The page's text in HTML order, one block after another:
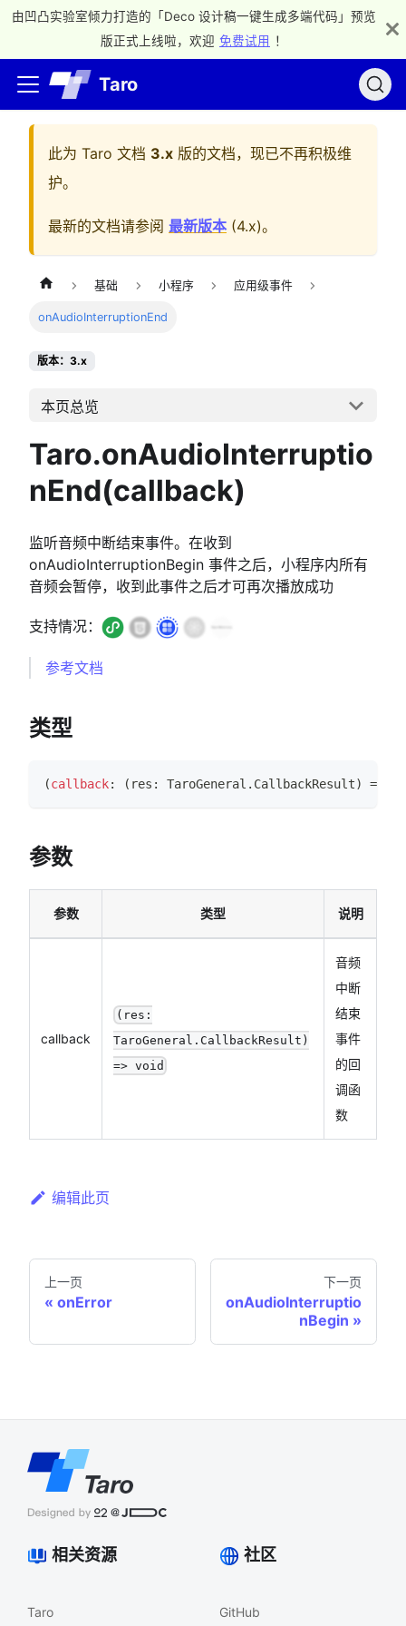
由凹凸实验室倾力打造的「Deco 设计稿一键生成多端代码」预览
版正式上线啦，欢迎 免费试用 ！
Taro
此为 Taro 文档 3.x 版的文档，现已不再积极维
护。
最新的文档请参阅 最新版本 (4.x)。
基础 小程序 应用级事件
onAudioInterruptionEnd
版本：3.x
本页总览
Taro.onAudioInterruptio
nEnd(callback)
监听音频中断结束事件。在收到
onAudioInterruptionBegin 事件之后，小程序内所有
音频会暂停，收到此事件之后才可再次播放成功
支持情况：
参考文档
类型
(callback: ( res : TaroGeneral . CallbackResult) =>
参数
参数 类型 说明
callback
(res:
TaroGeneral.CallbackResult)
=> void
音频
中断
结束
事件
的回
调函
数
编辑此页
上一页
onError
下一页
onAudioInterruptio
nBegin
相关资源
Taro
社区
GitHub